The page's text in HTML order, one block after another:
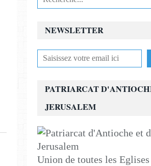
NEWSLETTER
PATRIARCAT
JERUSALEM
Union de toutes les Eglises